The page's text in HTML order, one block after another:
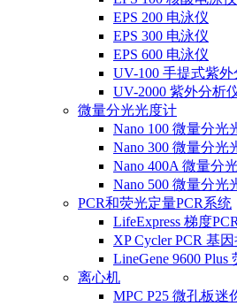
EPS 200 电泳仪
EPS 300 电泳仪
EPS 600 电泳仪
UV-100 手提式紫外
UV-2000 紫外分析
微量分光光度计
Nano 100 微量分光
Nano 300 微量分光
Nano 400A 微量分
Nano 500 微量分光
PCR和荧光定量PCR系统
LifeExpress 梯度
XP Cycler PCR 基
LineGene 9600
离心机
MPC P25 微孔板迷